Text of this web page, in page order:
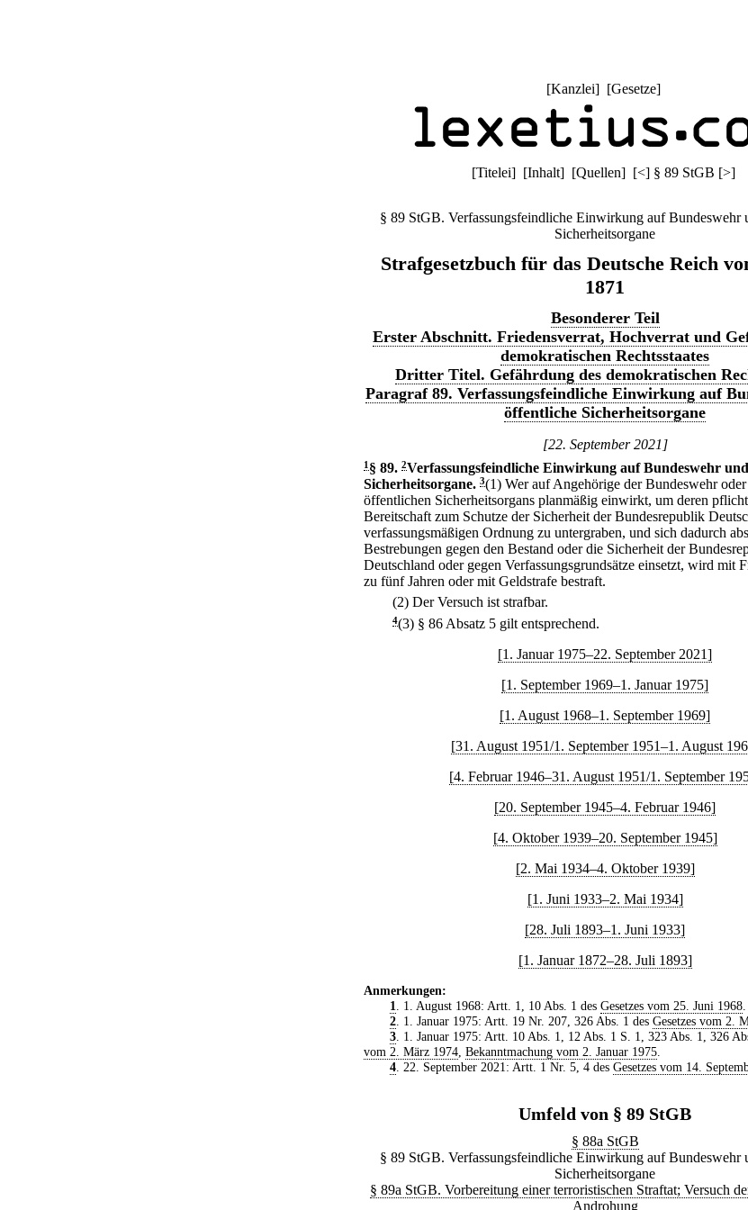
[Kanzlei] [Gesetze]
[Titelei] [Inhalt] [Quellen] [<] § 89 StGB [>]
§ 89 StGB. Verfassungsfeindliche Einwirkung auf Bundeswehr
Sicherheitsorgane
Strafgesetzbuch für das Deutsche Reich
1871
Besonderer Teil
Erster Abschnitt. Friedensverrat, Hochverrat und
demokratischen Rechtsstaates
Dritter Titel. Gefährdung des demokratischen
Paragraf 89. Verfassungsfeindliche Einwirkung auf
öffentliche Sicherheitsorgane
[22. September 2021]
1 § 89. 2Verfassungsfeindliche Einwirkung auf Bundeswehr
Sicherheitsorgane. 3(1) Wer auf Angehörige der Bundeswehr oder
öffentlichen Sicherheitsorgans planmäßig einwirkt, um deren
Bereitschaft zum Schutze der Sicherheit der Bundesrepublik
verfassungsmäßigen Ordnung zu untergraben, und sich dadurch
Bestrebungen gegen den Bestand oder die Sicherheit der
Deutschland oder gegen Verfassungsgrundsätze einsetzt, wird mit
zu fünf Jahren oder mit Geldstrafe bestraft.
(2) Der Versuch ist strafbar.
4(3) § 86 Absatz 5 gilt entsprechend.
[1. Januar 1975–22. September 2021]
[1. September 1969–1. Januar 1975]
[1. August 1968–1. September 1969]
[31. August 1951/1. September 1951–1. August
[4. Februar 1946–31. August 1951/1. September
[20. September 1945–4. Februar 1946]
[4. Oktober 1939–20. September 1945]
[2. Mai 1934–4. Oktober 1939]
[1. Juni 1933–2. Mai 1934]
[28. Juli 1893–1. Juni 1933]
[1. Januar 1872–28. Juli 1893]
Anmerkungen:
1
. 1. August 1968: Artt. 1, 10 Abs. 1 des Gesetzes vom 25. Juni 1968.
2. 1. Januar 1975: Artt. 19 Nr. 207, 326 Abs. 1 des Gesetzes vom 2.
3. 1. Januar 1975: Artt. 10 Abs. 1, 12 Abs. 1 S. 1, 323 Abs. 1, 326
vom 2. März 1974 Bekanntmachung vom 2. Januar 1975
4. 22. September 2021: Artt. 1 Nr. 5, 4 des Gesetzes vom 14.
Umfeld von § 89 StGB
§ 88a StGB
§ 89 StGB. Verfassungsfeindliche Einwirkung auf Bundeswehr
Sicherheitsorgane
§ 89a StGB. Vorbereitung einer terroristischen Straftat; Versuch
Androhung